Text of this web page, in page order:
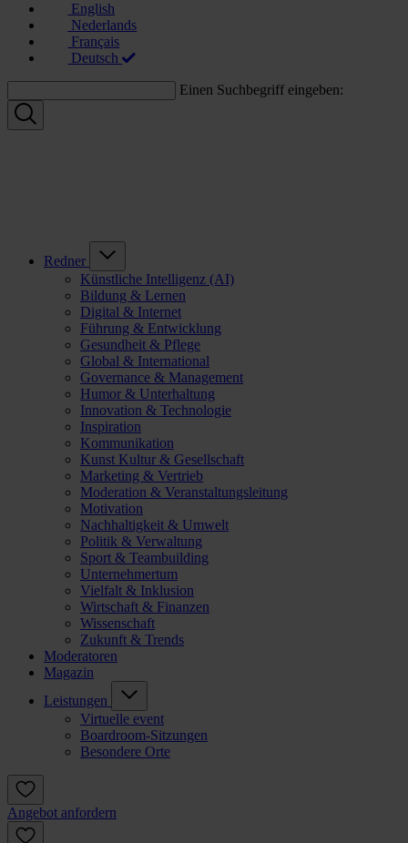
English
Nederlands
Français
Deutsch
Einen Suchbegriff eingeben:
Redner
Künstliche Intelligenz (AI)
Bildung & Lernen
Digital & Internet
Führung & Entwicklung
Gesundheit & Pflege
Global & International
Governance & Management
Humor & Unterhaltung
Innovation & Technologie
Inspiration
Kommunikation
Kunst Kultur & Gesellschaft
Marketing & Vertrieb
Moderation & Veranstaltungsleitung
Motivation
Nachhaltigkeit & Umwelt
Politik & Verwaltung
Sport & Teambuilding
Unternehmertum
Vielfalt & Inklusion
Wirtschaft & Finanzen
Wissenschaft
Zukunft & Trends
Moderatoren
Magazin
Leistungen
Virtuelle event
Boardroom-Sitzungen
Besondere Orte
Angebot anfordern